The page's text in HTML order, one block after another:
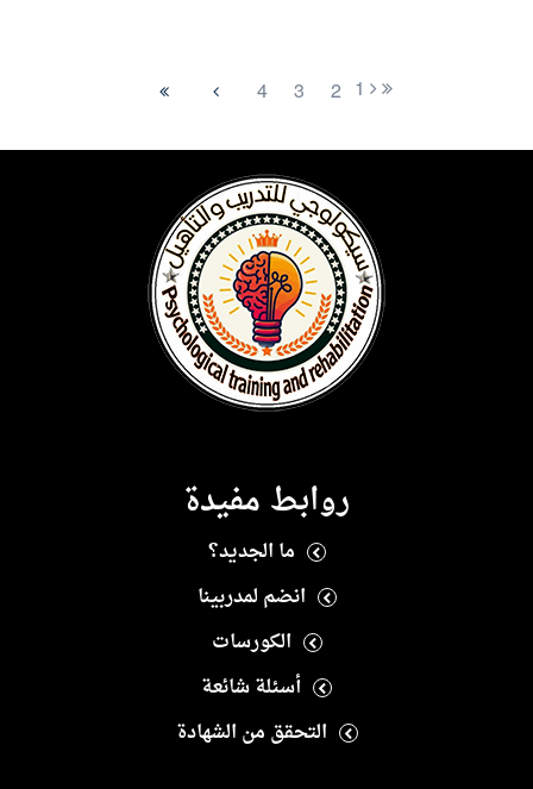
1
2
3
4
روابط مفيدة
ما الجديد؟
انضم لمدربينا
الكورسات
أسئلة شائعة
التحقق من الشهادة